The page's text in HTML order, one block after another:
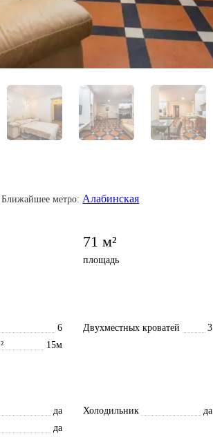
Ближайшее метро: Алабинская
71 м²
площадь
6 Двухместных кроватей 3
15м
²
да Холодильник да
да